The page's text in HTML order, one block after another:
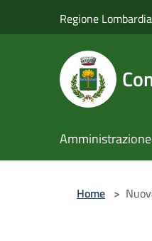
Regione Lombardia
Amministrazione
Home >